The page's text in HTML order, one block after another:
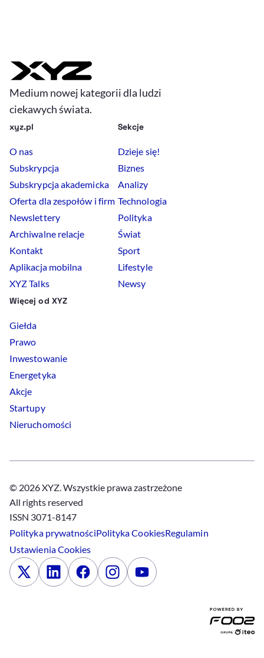
Medium nowej kategorii dla ludzi
ciekawych świata.
xyz.pl
O nas
Subskrypcja
Subskrypcja akademicka
Oferta dla zespołów i firm
Newslettery
Archiwalne relacje
Kontakt
Aplikacja mobilna
XYZ Talks
Sekcje
Dzieje się!
Biznes
Analizy
Technologia
Polityka
Świat
Sport
Lifestyle
Newsy
Więcej od XYZ
Giełda
Prawo
Inwestowanie
Energetyka
Akcje
Startupy
Nieruchomości
© 2026 XYZ. Wszystkie prawa zastrzeżone
All rights reserved
ISSN 3071-8147
Polityka prywatnościPolitykaCookiesRegulamin
UstawieniaCookies
x LinkedinFacebookInstagramYoutube